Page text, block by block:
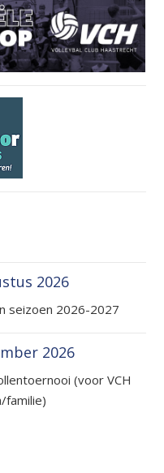
2026
seizoen 2026-2027
2026
(voor VCH
familie)